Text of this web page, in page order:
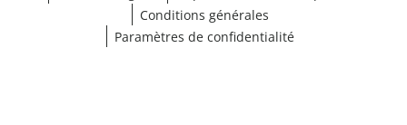
Conditions générales
Paramètres de confidentialité